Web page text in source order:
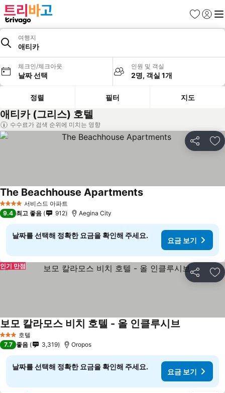
즐겨찾기
로그인
메
여행지
애티카
체크인/체크아웃
날짜 선택
인원 및 객실
2명, 객실 1개
정렬 필터 지도
애티카 (그리스) 호텔
수수료가 검색 순위에 미치는 영향
공유 즐
4 성급 서비스드 아파트
The Beachhouse Apartments
9.4 최고 좋음 912 Aegina City
날짜를 선택해 정확한 요금을 확인해 주세요.
요금 보기
공유 즐
인기 만점
3 성급 호텔
보모 칼라모스 비치 호텔 - 올 인클루시브
7.7 좋음 3,319 Oropos
날짜를 선택해 정확한 요금을 확인해 주세요.
요금 보기